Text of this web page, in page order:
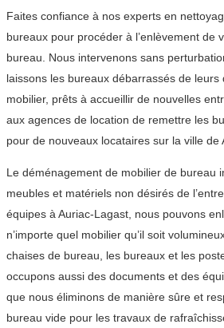
Faites confiance à nos experts en
bureaux pour procéder à l’enlèvement de
bureau. Nous intervenons sans
laissons les bureaux débarrassés de leurs
mobilier, prêts à accueillir de nouvelles
aux agences de location de remettre les
pour de nouveaux locataires sur la ville de
Le déménagement de mobilier de bureau
meubles et matériels non désirés de
équipes à Auriac-Lagast, nous pouvons
n’importe quel mobilier qu’il soit
chaises de bureau, les bureaux et les
occupons aussi des documents et des
que nous éliminons de manière sûre et
bureau vide pour les travaux de